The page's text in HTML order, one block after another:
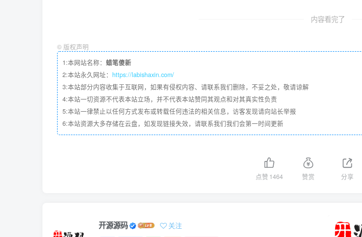
内容看完了
© 版权声明
1:本网站名称： 蜡笔傻新
2:本站永久网址： https://labishaxin.com/
3:本站部分内容收集于互联网，如果有侵权内容、请联系我们删除，不妥之处，敬请谅解
4:本站一切资源不代表本站立场，并不代表本站赞同其观点和对其真实性负责
5:本站一律禁止以任何方式发布或转载任何违法的相关信息，访客发现请向站长举报
6:本站资源大多存储在云盘，如发现链接失效，请联系我们我们会第一时间更新
点赞 1464 赞赏 分享
开源源码 关注